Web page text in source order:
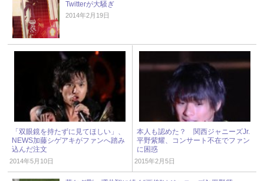
Twitterが大騒ぎ
2014年2月19日
「双眼鏡を持たずに見てほしい」、
NEWS加藤シゲアキがファンへ踏み
込んだ注文
2014年5月10日
本人も認めた？ 関西ジャニーズJr.
平野紫耀、コンサート不在でファン
に困惑
2015年2月5日